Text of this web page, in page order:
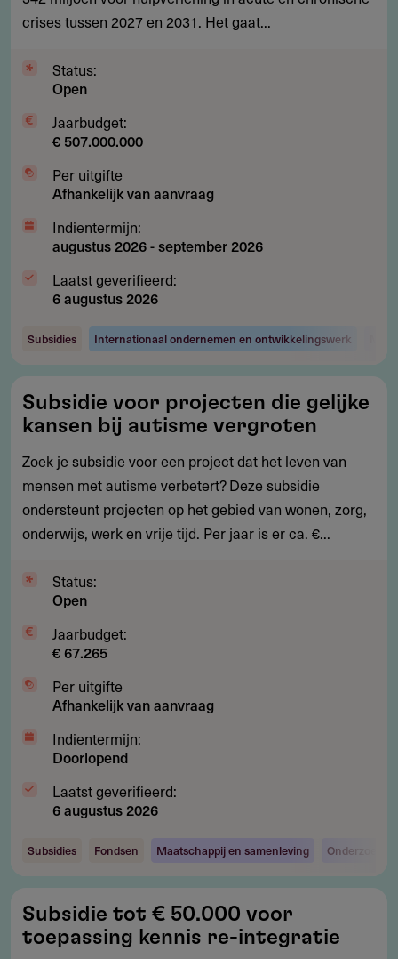
noodhulp
crises
rampen
crises tussen 2027 en 2031. Het gaat...
Status:
Open
Jaarbudget:
€ 507.000.000
Per uitgifte
Afhankelijk van aanvraag
Indientermijn:
augustus 2026-september 2026
Laatst geverifieerd:
6 augustus 2026
Subsidies Internationaal ondernemen en ontwikkelingswerk
voor
projecten
die
gelijke
kansen
bij
vergroten
Subsidie voor projecten die gelijke
kansen bij autisme vergroten
Zoek je subsidie voor een project dat het leven van
mensen met autisme verbetert? Deze subsidie
ondersteunt projecten op het gebied van wonen, zorg,
onderwijs, werk en vrije tijd. Per jaar is er ca. €...
Status:
Open
Jaarbudget:
€ 67.265
Per uitgifte
Afhankelijk van aanvraag
Indientermijn:
Doorlopend
Laatst geverifieerd:
6 augustus 2026
Subsidies Fondsen Maatschappij en samenleving Onderzoek
tot
€
Subsidie tot € 50.000 voor
toepassing kennis re-integratie